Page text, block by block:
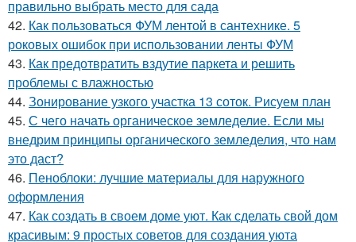
правильно выбрать место для сада
42. Как пользоваться ФУМ лентой в сантехнике. 5
роковых ошибок при использовании ленты ФУМ
43. Как предотвратить вздутие паркета и решить
проблемы с влажностью
44. Зонирование узкого участка 13 соток. Рисуем план
45. С чего начать органическое земледелие. Если мы
внедрим принципы органического земледелия, что нам
это даст?
46. Пеноблоки: лучшие материалы для наружного
оформления
47. Как создать в своем доме уют. Как сделать свой дом
красивым: 9 простых советов для создания уюта